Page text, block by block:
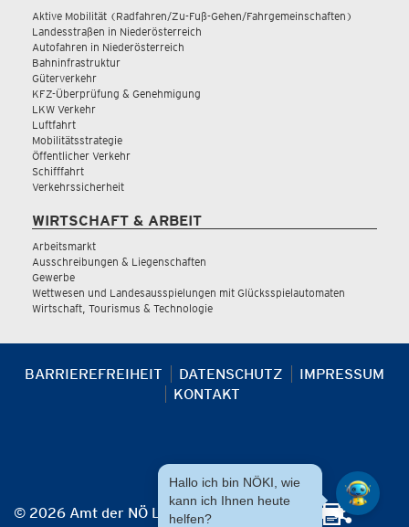
Aktive Mobilität (Radfahren/Zu-Fuß-Gehen/Fahrgemeinschaften)
Landesstraßen in Niederösterreich
Autofahren in Niederösterreich
Bahninfrastruktur
Güterverkehr
KFZ-Überprüfung & Genehmigung
LKW Verkehr
Luftfahrt
Mobilitätsstrategie
Öffentlicher Verkehr
Schifffahrt
Verkehrssicherheit
WIRTSCHAFT & ARBEIT
Arbeitsmarkt
Ausschreibungen & Liegenschaften
Gewerbe
Wettwesen und Landesausspielungen mit Glücksspielautomaten
Wirtschaft, Tourismus & Technologie
BARRIEREFREIHEIT DATENSCHUTZ
IMPRESSUM
KONTAKT
© 2026 Amt der NÖ Landesregierung
Hallo ich bin NÖKI, wie
kann ich Ihnen heute
helfen?